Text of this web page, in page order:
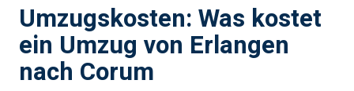
Umzugskosten: Was kostet
ein Umzug von Erlangen
nach Corum